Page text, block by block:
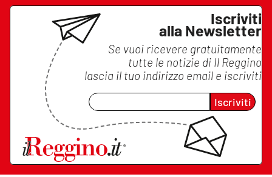
Iscriviti
alla Newsletter
Se vuoi ricevere gratuitamente
tutte le notizie di Il Reggino
lascia il tuo indirizzo email e iscriviti
Iscriviti